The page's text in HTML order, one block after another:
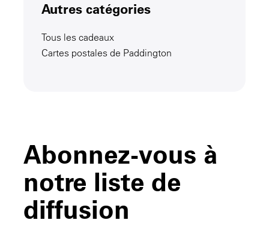
Autres catégories
Tous les cadeaux
Cartes postales de Paddington
Abonnez-vous à
notre liste de
diffusion